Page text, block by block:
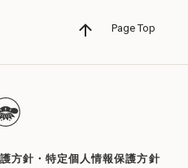
Page Top
方針・特定個人情報保護方針